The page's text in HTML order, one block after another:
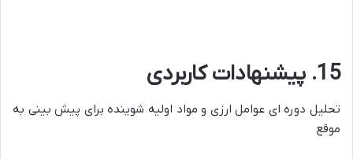
15. پیشنهادات کاربردی
تحلیل دوره ای عوامل ارزی و مواد اولیه شوینده برای پیش بینی به
موقع